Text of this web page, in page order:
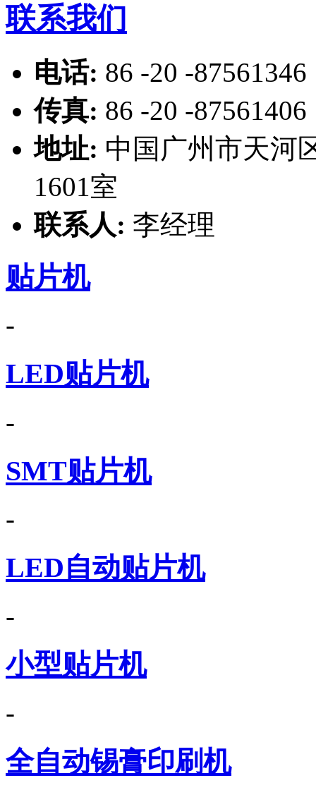
联系我们
电话: 86 -20 -87561346
传真: 86 -20 -87561406
地址: 中国广州市天河
1601室
联系人: 李经理
贴片机
-
LED贴片机
-
SMT贴片机
-
LED自动贴片机
-
小型贴片机
-
全自动锡膏印刷机